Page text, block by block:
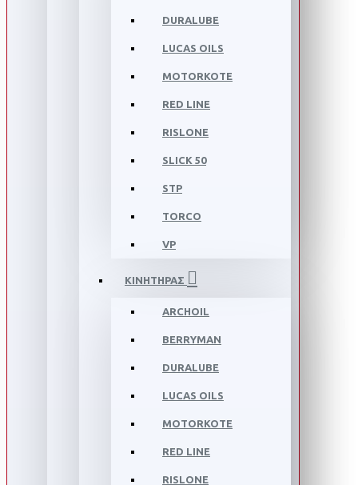
DURALUBE
LUCAS OILS
MOTORKOTE
RED LINE
RISLONE
SLICK 50
STP
TORCO
VP
ΚΙΝΗΤΗΡΑΣ
ARCHOIL
BERRYMAN
DURALUBE
LUCAS OILS
MOTORKOTE
RED LINE
RISLONE